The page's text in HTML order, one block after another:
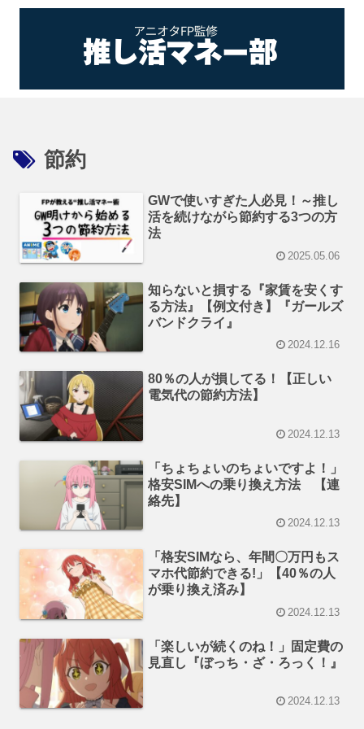
節約
GWで使いすぎた人必見！～推し
活を続けながら節約する3つの方
法
2025.05.06
知らないと損する『家賃を安くす
る方法』【例文付き】『ガールズ
バンドクライ』
2024.12.16
80％の人が損してる！【正しい
電気代の節約方法】
2024.12.13
「ちょちょいのちょいですよ！」
格安SIMへの乗り換え方法 【連
絡先】
2024.12.13
「格安SIMなら、年間〇万円もス
マホ代節約できる!」【40％の人
が乗り換え済み】
2024.12.13
「楽しいが続くのね！」固定費の
見直し『ぼっち・ざ・ろっく！』
2024.12.13